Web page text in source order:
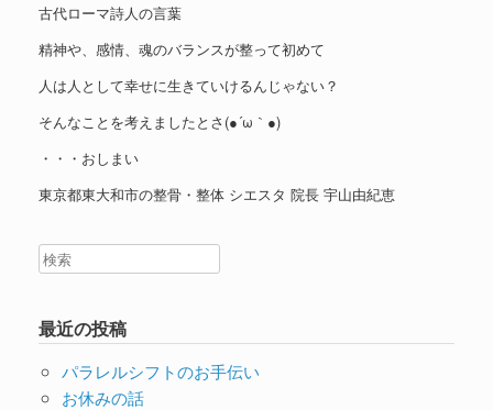
古代ローマ詩人の言葉
精神や、感情、魂のバランスが整って初めて
人は人として幸せに生きていけるんじゃない？
そんなことを考えましたとさ(●´ω｀●)
・・・おしまい
東京都東大和市の整骨・整体 シエスタ 院長 宇山由紀恵
最近の投稿
パラレルシフトのお手伝い
お休みの話